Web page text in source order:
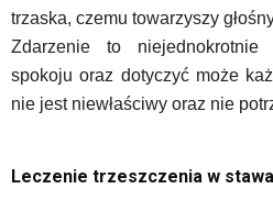
trzaska, czemu towarzyszy
Zdarzenie to
spokoju oraz dotyczyć może
nie jest niewłaściwy oraz nie
Leczenie trzeszczenia w